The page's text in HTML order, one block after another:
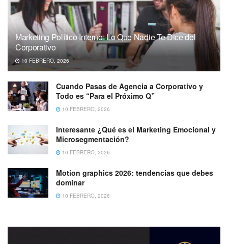
Marketing Político Interno: Lo Que Nadie Te Dice del
Corporativo
10 FEBRERO, 2026
Cuando Pasas de Agencia a Corporativo y
Todo es “Para el Próximo Q”
10 FEBRERO, 2026
Interesante ¿Qué es el Marketing Emocional y
Microsegmentación?
10 FEBRERO, 2026
Motion graphics 2026: tendencias que debes
dominar
10 FEBRERO, 2026